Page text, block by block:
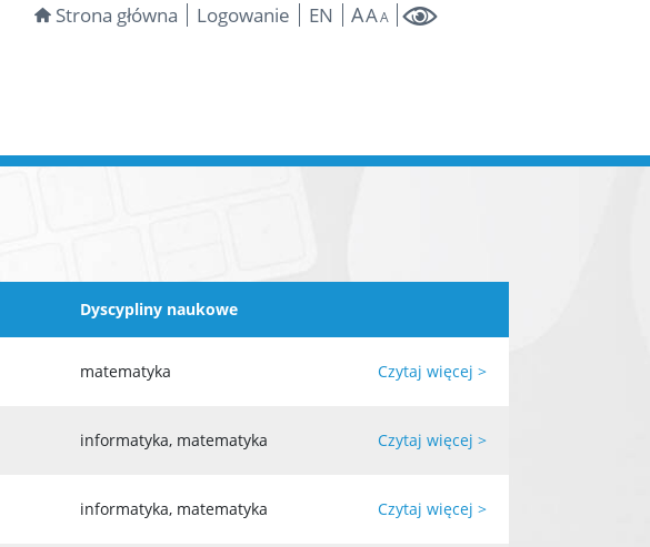
Strona główna Logowanie EN AAA
Dyscypliny naukowe
matematyka Czytaj więcej >
informatyka, matematyka Czytaj więcej >
informatyka, matematyka Czytaj więcej >